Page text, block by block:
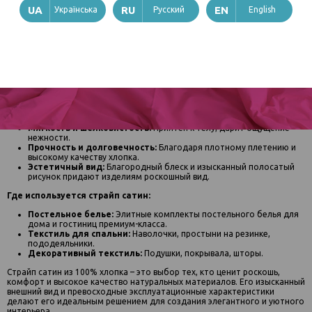
Плотность:140 г/м2 Ширина: 240 см
Воздухопроницаемость:Превосходная, благодаря 100%
Натуральность:Экологически чистый и гипоаллергенный
материал.
Комфорт:
Обеспечивает отличную циркуляцию воздуха и
впитывает влагу, создавая комфортные условия для сна.
Мягкость и шелковистость:Приятен к телу, дарит ощущение
нежности.
Прочность и долговечность: Благодаря плотному плетению и
высокому качеству хлопка.
Эстетичный вид: Благородный блеск и изысканный полосатый
рисунок придают изделиям роскошный вид.
Где используется страйп сатин:
Постельное белье: Элитные комплекты постельного белья для
дома и гостиниц премиум-класса.
Текстиль для спальни: Наволочки, простыни на резинке,
пододеяльники.
Декоративный текстиль: Подушки, покрывала, шторы.
Страйп сатин из 100% хлопка – это выбор тех, кто ценит роскошь,
комфорт и высокое качество натуральных материалов. Его изысканный
внешний вид и превосходные эксплуатационные характеристики
делают его идеальным решением для создания элегантного и уютного
Українська Русский English